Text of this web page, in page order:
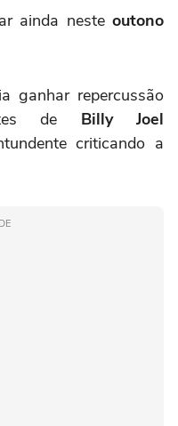
ainda nesteoutono
ganhar repercussão
de Billy Joel
criticando a